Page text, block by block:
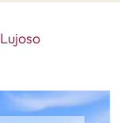
Lujoso